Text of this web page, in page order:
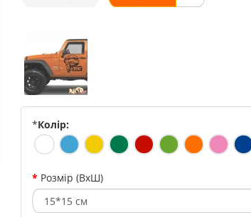
*Колір:
Розмір (ВхШ)